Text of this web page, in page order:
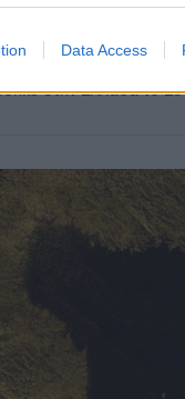
Data Access
ΤΙΤΑΝ
στην Ελλάδα το